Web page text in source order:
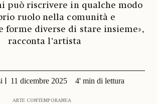
può riscrivere in qualche modo
ruolo nella comunità e
forme diverse di stare insieme»,
racconta l’artista
11 dicembre 2025 4' min di lettura
ARTE CONTEMPORANEA